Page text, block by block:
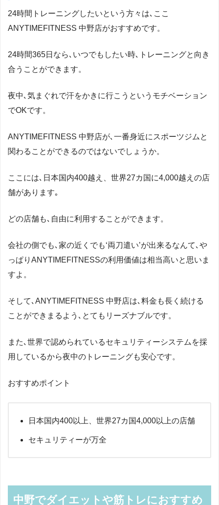
24時間トレーニングしたいという方々は､ここ
ANYTIMEFITNESS 中野店がおすすめです。
24時間365日なら､いつでもしたい時､トレーニングと向き
合うことができます。
夜中､気まぐれで汗をかきに行こうというモチベーション
でOKです。
ANYTIMEFITNESS 中野店が､一番身近にスポーツジムと
関わることができるのではないでしょうか。
ここには､日本国内400越え、世界27カ国に4,000越えの店
舗があります｡
どの店舗も､自由に利用することができます。
会社の側でも､家の近くでも‘両刀遣い’が出来るなんて､や
っぱりANYTIMEFITNESSの利用価値は相当高いと思いま
すよ。
そして､ANYTIMEFITNESS 中野店は､料金も長く続ける
ことができまるよう､とてもリーズナブルです。
また､世界で認められているセキュリティーシステムを採
用しているから夜中のトレーニングも安心です。
おすすめポイント
日本国内400以上、世界27カ国4,000以上の店舗
セキュリティーが万全
中野でダイエットや筋トレにおすすめ